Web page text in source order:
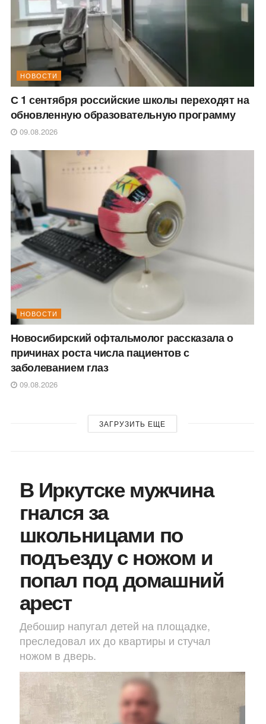
НОВОСТИ
С 1 сентября российские школы переходят на
обновленную образовательную программу
09.08.2026
НОВОСТИ
Новосибирский офтальмолог рассказала о
причинах роста числа пациентов с
заболеванием глаз
09.08.2026
ЗАГРУЗИТЬ ЕЩЕ
В Иркутске мужчина
гнался за
школьницами по
подъезду с ножом и
попал под домашний
арест
Дебошир напугал детей на площадке,
преследовал их до квартиры и стучал
ножом в дверь.